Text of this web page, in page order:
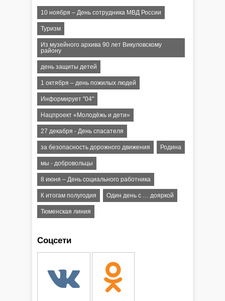
10 ноября – День сотрудника МВД России
Туризм
Из музейного архива 90 лет Викуловскому
району
день защиты детей
1 октября – день пожилых людей
Информирует "04"
Нацпроект «Молодёжь и дети»
27 декабря - День спасателя
за безопасность дорожного движения Родина
мы - добровольцы
8 июня – День социального работника
К итогам полугодия Один день с … дояркой
Тюменская линия
Соцсети